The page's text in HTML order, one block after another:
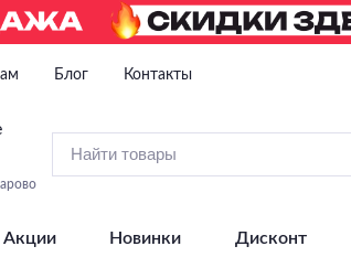
Блог Контакты
Акции Новинки Дисконт